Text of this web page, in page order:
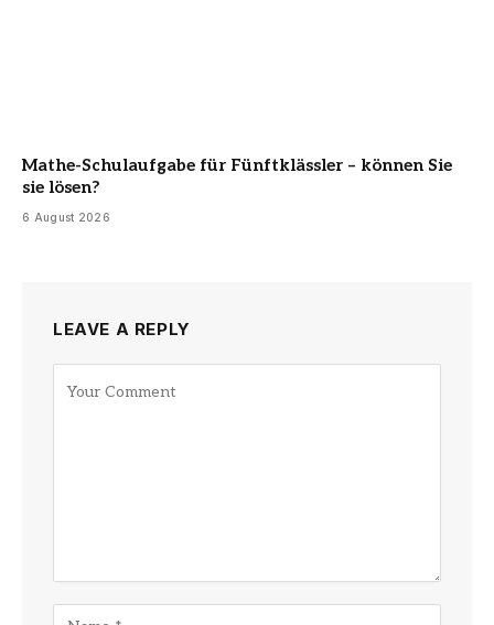
Mathe-Schulaufgabe für Fünftklässler – können Sie
sie lösen?
6 August 2026
LEAVE A REPLY